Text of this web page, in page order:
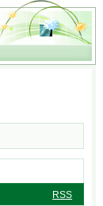
RSS